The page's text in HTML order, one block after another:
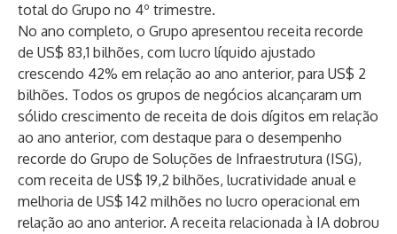
total do Grupo no 4º trimestre.
No ano completo, o Grupo apresentou receita recorde
de US$ 83,1 bilhões, com lucro líquido ajustado
crescendo 42% em relação ao ano anterior, para US$ 2
bilhões. Todos os grupos de negócios alcançaram um
sólido crescimento de receita de dois dígitos em relação
ao ano anterior, com destaque para o desempenho
recorde do Grupo de Soluções de Infraestrutura (ISG),
com receita de US$ 19,2 bilhões, lucratividade anual e
melhoria de US$ 142 milhões no lucro operacional em
relação ao ano anterior. A receita relacionada à IA dobrou